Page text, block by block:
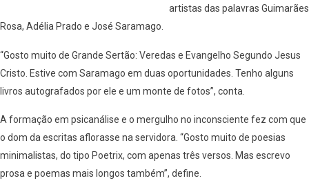
artistas das palavras Guimarães
Rosa, Adélia Prado e José Saramago.
“Gosto muito de Grande Sertão: Veredas e Evangelho Segundo Jesus
Cristo. Estive com Saramago em duas oportunidades. Tenho alguns
livros autografados por ele e um monte de fotos”, conta.
A formação em psicanálise e o mergulho no inconsciente fez com que
o dom da escritas aflorasse na servidora. “Gosto muito de poesias
minimalistas, do tipo Poetrix, com apenas três versos. Mas escrevo
prosa e poemas mais longos também”, define.